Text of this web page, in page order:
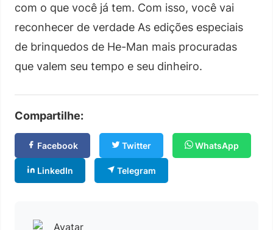
com o que você já tem. Com isso, você vai
reconhecer de verdade As edições especiais
de brinquedos de He-Man mais procuradas
que valem seu tempo e seu dinheiro.
Compartilhe:
Facebook Twitter WhatsApp
LinkedIn Telegram